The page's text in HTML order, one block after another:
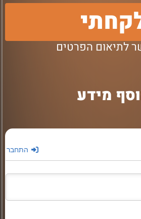
לתיאום הפרטים
מידע
התחבר